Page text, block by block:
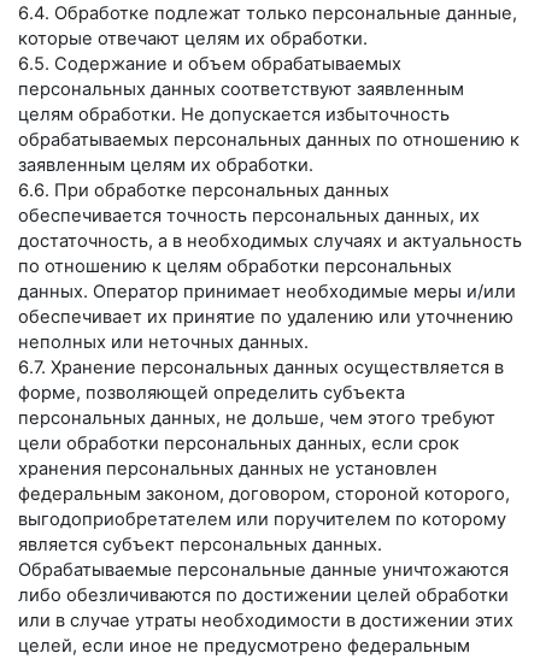
6.4. Обработке подлежат только персональные данные,
которые отвечают целям их обработки.
6.5. Содержание и объем обрабатываемых
персональных данных соответствуют заявленным
целям обработки. Не допускается избыточность
обрабатываемых персональных данных по отношению к
заявленным целям их обработки.
6.6. При обработке персональных данных
обеспечивается точность персональных данных, их
достаточность, а в необходимых случаях и актуальность
по отношению к целям обработки персональных
данных. Оператор принимает необходимые меры и/или
обеспечивает их принятие по удалению или уточнению
неполных или неточных данных.
6.7. Хранение персональных данных осуществляется в
форме, позволяющей определить субъекта
персональных данных, не дольше, чем этого требуют
цели обработки персональных данных, если срок
хранения персональных данных не установлен
федеральным законом, договором, стороной которого,
выгодоприобретателем или поручителем по которому
является субъект персональных данных.
Обрабатываемые персональные данные уничтожаются
либо обезличиваются по достижении целей обработки
или в случае утраты необходимости в достижении этих
целей, если иное не предусмотрено федеральным